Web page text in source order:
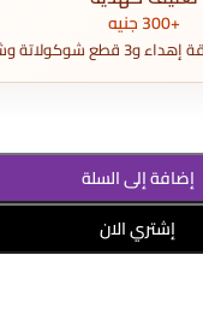
+300 جنيه
وشنطة كرافت.
إضافة إلى السلة
إشتري الان